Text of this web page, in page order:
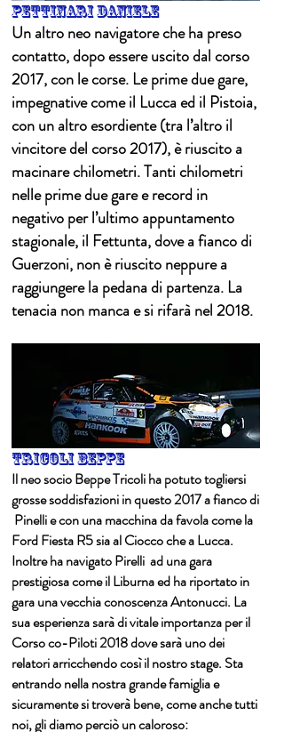
pettinari daniele
Un altro neo navigatore che ha preso
contatto, dopo essere uscito dal corso
2017, con le corse. Le prime due gare,
impegnative come il Lucca ed il Pistoia,
con un altro esordiente (tra l’altro il
vincitore del corso 2017), è riuscito a
macinare chilometri. Tanti chilometri
nelle prime due gare e record in
negativo per l’ultimo appuntamento
stagionale, il Fettunta, dove a fianco di
Guerzoni, non è riuscito neppure a
raggiungere la pedana di partenza. La
tenacia non manca e si rifarà nel 2018.
TRICOLI beppe
Il neo socio Beppe Tricoli ha potuto togliersi
grosse soddisfazioni in questo 2017 a fianco di
Pinelli e con una macchina da favola come la
Ford Fiesta R5 sia al Ciocco che a Lucca.
Inoltre ha navigato Pirelli ad una gara
prestigiosa come il Liburna ed ha riportato in
gara una vecchia conoscenza Antonucci. La
sua esperienza sarà di vitale importanza per il
Corso co-Piloti 2018 dove sarà uno dei
relatori arricchendo così il nostro stage. Sta
entrando nella nostra grande famiglia e
sicuramente si troverà bene, come anche tutti
noi, gli diamo perciò un caloroso: